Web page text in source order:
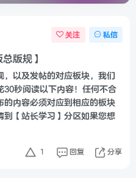
关注 私信
版规】
以及发帖的对应板块，我们
30秒阅读以下内容！任何不合
的内容必须对应到相应的板块
到【站长学习】分区如果您想
1 回复 分享